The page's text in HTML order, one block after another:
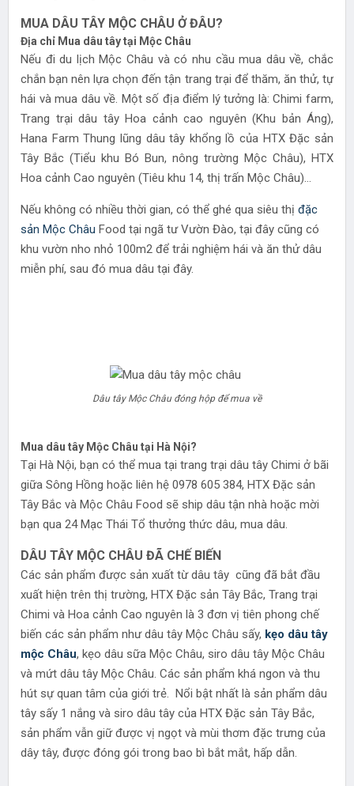
MUA DÂU TÂY MỘC CHÂU Ở ĐÂU?
Địa chỉ Mua dâu tây tại Mộc Châu
Nếu đi du lịch Mộc Châu và có nhu cầu mua dâu về, chắc
chắn bạn nên lựa chọn đến tận trang trại để thăm, ăn thử, tự
hái và mua dâu về. Một số địa điểm lý tưởng là: Chimi farm,
Trang trại dâu tây Hoa cảnh cao nguyên (Khu bản Áng),
Hana Farm Thung lũng dâu tây khổng lồ của HTX Đặc sản
Tây Bắc (Tiểu khu Bó Bun, nông trường Mộc Châu), HTX
Hoa cảnh Cao nguyên (Tiêu khu 14, thị trấn Mộc Châu)…
Nếu không có nhiều thời gian, có thể ghé qua siêu thị đặc
sản Mộc Châu Food tại ngã tư Vườn Đào, tại đây cũng có
khu vườn nho nhỏ 100m2 để trải nghiệm hái và ăn thử dâu
miễn phí, sau đó mua dâu tại đây.
Dâu tây Mộc Châu đóng hộp để mua về
Mua dâu tây Mộc Châu tại Hà Nội?
Tại Hà Nội, bạn có thể mua tại trang trại dâu tây Chimi ở bãi
giữa Sông Hồng hoặc liên hệ 0978 605 384, HTX Đặc sản
Tây Bắc và Mộc Châu Food sẽ ship dâu tận nhà hoặc mời
bạn qua 24 Mạc Thái Tổ thưởng thức dâu, mua dâu.
DÂU TÂY MỘC CHÂU ĐÃ CHẾ BIẾN
Các sản phẩm được sản xuất từ dâu tây cũng đã bắt đầu
xuất hiện trên thị trường, HTX Đặc sản Tây Bắc, Trang trại
Chimi và Hoa cảnh Cao nguyên là 3 đơn vị tiên phong chế
biến các sản phẩm như dâu tây Mộc Châu sấy, kẹo dâu tây
mộc Châu, kẹo dâu sữa Mộc Châu, siro dâu tây Mộc Châu
và mứt dâu tây Mộc Châu. Các sản phẩm khá ngon và thu
hút sự quan tâm của giới trẻ. Nổi bật nhất là sản phẩm dâu
tây sấy 1 nắng và siro dâu tây của HTX Đặc sản Tây Bắc,
sản phẩm vẫn giữ được vị ngọt và mùi thơm đặc trưng của
dây tây, được đóng gói trong bao bì bắt mắt, hấp dẫn.